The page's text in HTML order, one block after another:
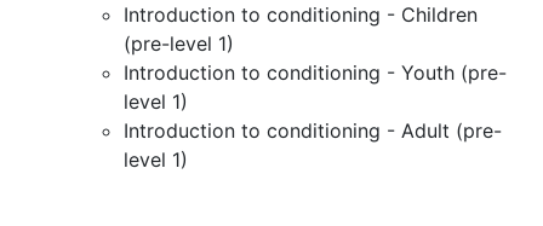
Introduction to conditioning - Children
(pre-level 1)
Introduction to conditioning - Youth (pre-
level 1)
Introduction to conditioning - Adult (pre-
level 1)